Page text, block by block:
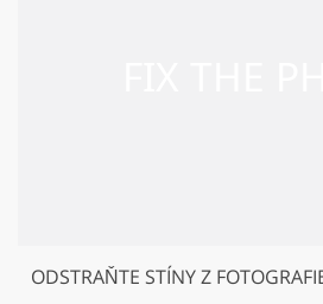
ODSTRAŇTE STÍNY Z